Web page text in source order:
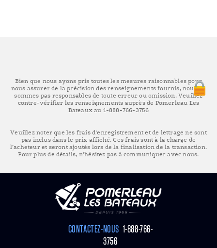
Bien que nous ayons pris toutes les mesures raisonnables pour
nous assurer de la précision des renseignements fournis, nous ne
sommes pas responsables de toute erreur ou omission. Veuillez
contre-vérifier les renseignements auprès de Pomerleau Les
Bateaux au 1-888-766-3756
Veuillez noter que les frais d’enregistrement et de lettrage ne sont
pas inclus dans le prix affiché. Ces frais sont à la charge de
l’acheteur et seront ajoutés lors de la finalisation de la transaction.
Pour plus de détails, n’hésitez pas à communiquer avec nous.
CONTACTEZ-NOUS 1-888-766-
3756